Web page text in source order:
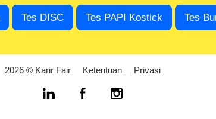
Tes DISC Tes PAPI Kostick Tes
2026 © Karir Fair Ketentuan Privasi